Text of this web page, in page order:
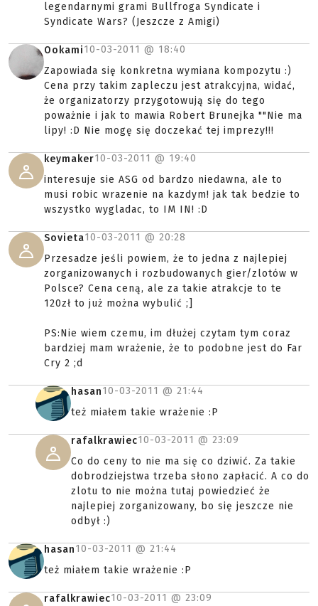
legendarnymi grami Bullfroga Syndicate i
Syndicate Wars? (Jeszcze z Amigi)
Ookami10-03-2011 @ 18:40
Zapowiada się konkretna wymiana kompozytu :)
Cena przy takim zapleczu jest atrakcyjna, widać,
że organizatorzy przygotowują się do tego
poważnie i jak to mawia Robert Brunejka ""Nie ma
lipy! :D Nie mogę się doczekać tej imprezy!!!
keymaker10-03-2011 @ 19:40
interesuje sie ASG od bardzo niedawna, ale to
musi robic wrazenie na kazdym! jak tak bedzie to
wszystko wygladac, to IM IN! :D
Sovieta10-03-2011 @ 20:28
Przesadze jeśli powiem, że to jedna z najlepiej
zorganizowanych i rozbudowanych gier/zlotów w
Polsce? Cena ceną, ale za takie atrakcje to te
120zł to już można wybulić ;]
PS:Nie wiem czemu, im dłużej czytam tym coraz
bardziej mam wrażenie, że to podobne jest do Far
Cry 2 ;d
hasan10-03-2011 @ 21:44
też miałem takie wrażenie :P
rafalkrawiec10-03-2011 @ 23:09
Co do ceny to nie ma się co dziwić. Za takie
dobrodziejstwa trzeba słono zapłacić. A co do
zlotu to nie można tutaj powiedzieć że
najlepiej zorganizowany, bo się jeszcze nie
odbył :)
hasan10-03-2011 @ 21:44
też miałem takie wrażenie :P
rafalkrawiec10-03-2011 @ 23:09